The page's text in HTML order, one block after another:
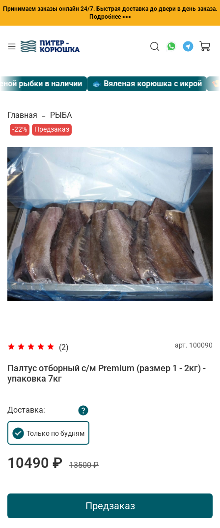
Принимаем заказы онлайн 24/7. Быстрая доставка до двери в день заказа.
Подробнее >>>
рыбки в наличии 🐟 Вяленая корюшка с икрой 🍤
Главная РЫБА
-22% Предзаказ
(2) арт. 100090
Палтус отборный с/м Premium (размер 1 - 2кг) -
упаковка 7кг
Доставка:
Только по будням
10490 ₽ 13500 ₽
Предзаказ